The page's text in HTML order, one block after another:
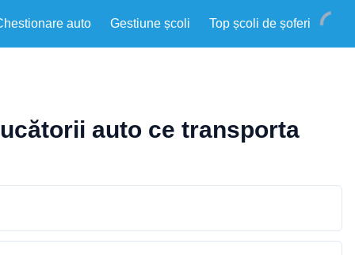
auto Gestiune școli Top școli de șoferi
auto ce transporta